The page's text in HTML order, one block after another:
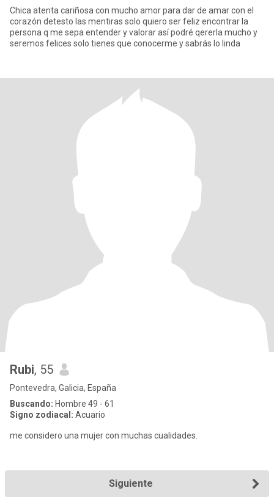
Chica atenta cariñosa con mucho amor para dar de amar con el
corazón detesto las mentiras solo quiero ser feliz encontrar la
persona q me sepa entender y valorar así podré qererla mucho y
seremos felices solo tienes que conocerme y sabrás lo linda
Rubi, 55
Pontevedra, Galicia, España
Buscando: Hombre 49 - 61
Signo zodiacal: Acuario
me considero una mujer con muchas cualidades.
Siguiente